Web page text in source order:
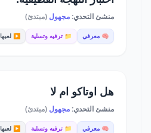
منشئ التحدي:مجهول (مبتدئ)
🧠 معرفي 📁 ترفيه وتسلية ▶️ لعبها 476
هل اوتاكو ام لا
منشئ التحدي:مجهول (مبتدئ)
🧠 معرفي 📁 ترفيه وتسلية ▶️ لعبها 4